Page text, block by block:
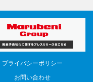
プライバシーポリシー
お問い合わせ